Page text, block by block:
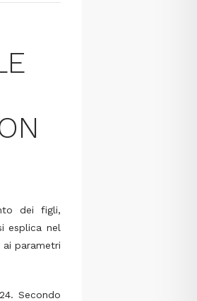
dei figli,
esplica nel
parametri
Secondo